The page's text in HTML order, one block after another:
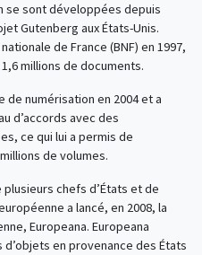
se sont développées depuis
Gutenberg aux États-Unis.
de France (BNF) en 1997,
millions de documents.
numérisation en 2004 et a
d’accords avec des
ce qui lui a permis de
de volumes.
plusieurs chefs d’États et de
a lancé, en 2008, la
Europeana. Europeana
en provenance des États